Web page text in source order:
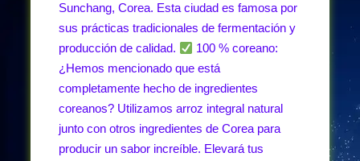
Sunchang, Corea. Esta ciudad es famosa por
sus prácticas tradicionales de fermentación y
producción de calidad.
100 % coreano:
¿Hemos mencionado que está
completamente hecho de ingredientes
coreanos? Utilizamos arroz integral natural
junto con otros ingredientes de Corea para
producir un sabor increíble. Elevará tus